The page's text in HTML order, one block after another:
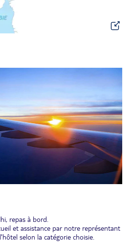
repas à bord.
et assistance par notre représentant
selon la catégorie choisie.